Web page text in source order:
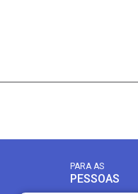
PARA AS
PESSOAS